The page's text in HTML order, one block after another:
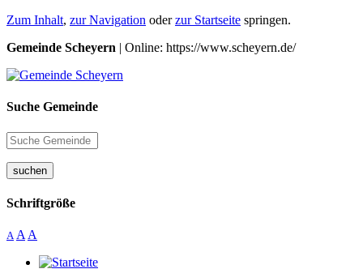
Zum Inhalt, zur Navigation oderzur Startseite springen.
Gemeinde Scheyern | Online: https://www.scheyern.de/
Suche Gemeinde
suchen
Schriftgröße
A A A